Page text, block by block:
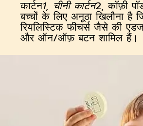
कार्टन1, चीनी कार्टन2, कॉफ़ी
बच्चों के लिए अनूठा खिलौना है
रियलिस्टिक फीचर्स जैसे की
और ऑन/ऑफ़ बटन शामिल हैं।